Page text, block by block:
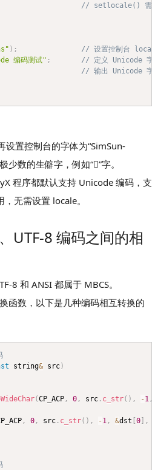
// setlocale() 需要
) ;
// 设置控制台
编码测试" ;
// 定义 Unicode 字
// 输出 Unicode 字
设置控制台的字体为“SimSun-
数的生僻字，例如“𠾆”字。
程序都默认支持 Unicode 编码，支
无需设置 locale。
UTF-8 编码之间的相
8 和 ANSI 都属于 MBCS。
函数，以下是几种编码相互转换的
string& src)
(CP_ACP , 0 , src . c_str( ) , -1 ,
, 0 , src . c_str( ) , -1 , &dst 0 ,